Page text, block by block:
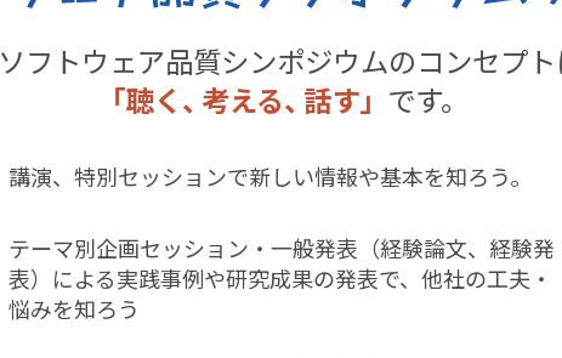
ソフトウェア品質シンポジウムのコンセプ
｢聴く、 考える、 話す」 です。
講演、特別セッションで新しい情報や基本を知ろう。
テーマ別企画セッション・一般発表（経験論文、経験発
表）による実践事例や研究成果の発表で、他社の工夫・
悩みを知ろう